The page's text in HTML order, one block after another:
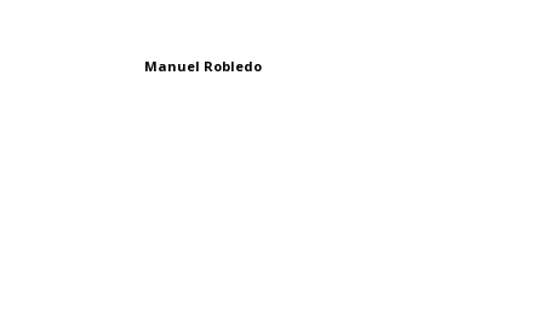
Manuel Robledo